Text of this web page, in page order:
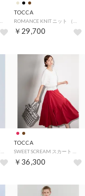
TOCCA
￥29,700
TOCCA
￥36,300